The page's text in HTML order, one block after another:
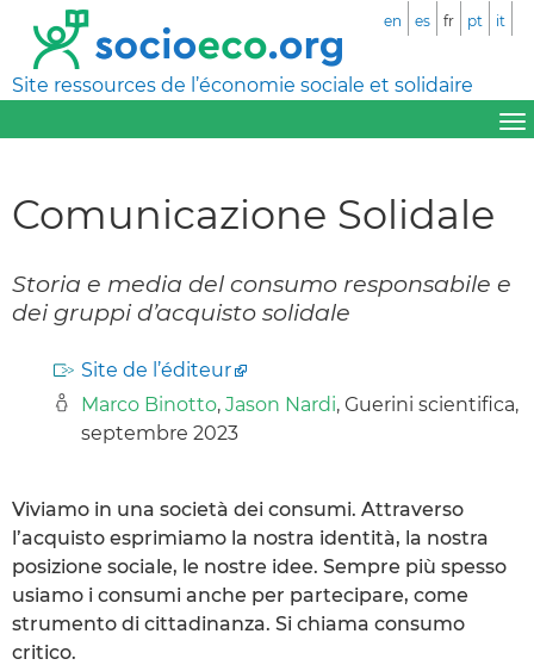
Site ressources de l’économie sociale et solidaire
en es fr pt it
Comunicazione Solidale
Storia e media del consumo responsabile e
dei gruppi d’acquisto solidale
Site de l’éditeur
Marco Binotto, Jason Nardi, Guerini scientifica,
septembre 2023
Viviamo in una società dei consumi. Attraverso
l’acquisto esprimiamo la nostra identità, la nostra
posizione sociale, le nostre idee. Sempre più spesso
usiamo i consumi anche per partecipare, come
strumento di cittadinanza. Si chiama consumo
critico.